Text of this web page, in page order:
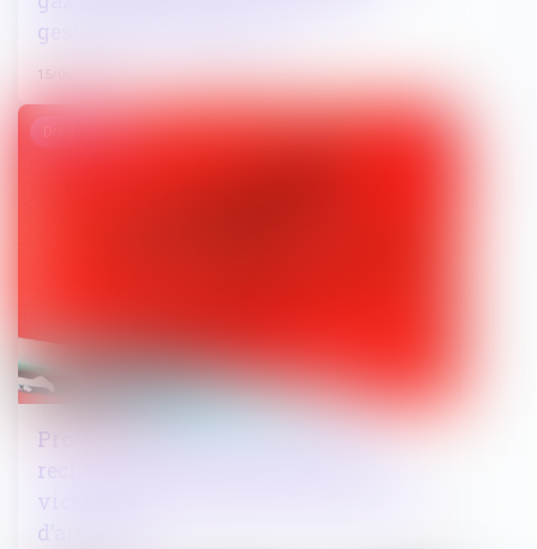
gestionnaire du réseau
15/06/2026
Procès équitable : les juges doivent
rechercher la comparution de la
victime mineure avant de la dispenser
d’audience !
Droit pénal